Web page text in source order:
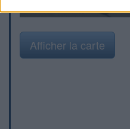
Afficher la carte